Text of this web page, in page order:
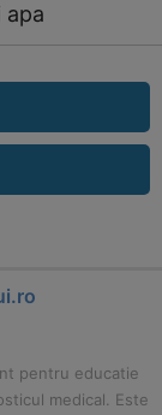
apa
pentru educatie
medical. Este